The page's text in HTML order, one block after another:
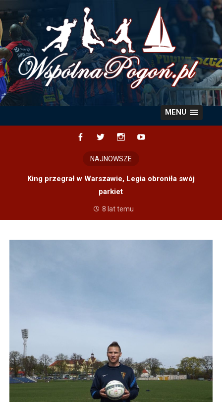
content
MENU
NAJNOWSZE
King przegrał w Warszawie, Legia obroniła swój
parkiet
8 lat temu